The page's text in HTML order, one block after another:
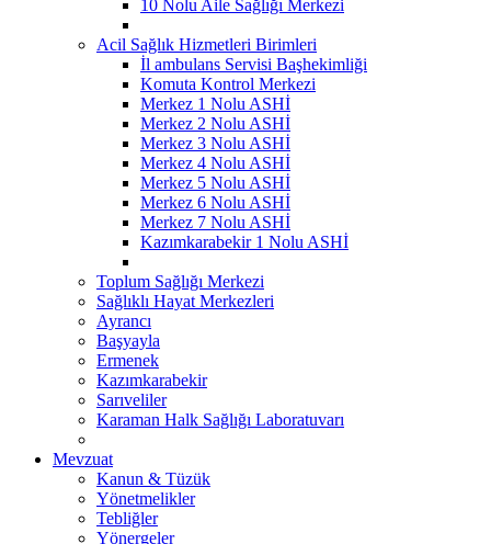
10 Nolu Aile Sağlığı Merkezi
Acil Sağlık Hizmetleri Birimleri
İl ambulans Servisi Başhekimliği
Komuta Kontrol Merkezi
Merkez 1 Nolu ASHİ
Merkez 2 Nolu ASHİ
Merkez 3 Nolu ASHİ
Merkez 4 Nolu ASHİ
Merkez 5 Nolu ASHİ
Merkez 6 Nolu ASHİ
Merkez 7 Nolu ASHİ
Kazımkarabekir 1 Nolu ASHİ
Toplum Sağlığı Merkezi
Sağlıklı Hayat Merkezleri
Ayrancı
Başyayla
Ermenek
Kazımkarabekir
Sarıveliler
Karaman Halk Sağlığı Laboratuvarı
Mevzuat
Kanun & Tüzük
Yönetmelikler
Tebliğler
Yönergeler